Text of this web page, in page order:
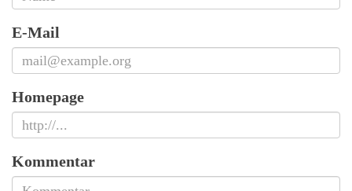
E-Mail
Homepage
Kommentar